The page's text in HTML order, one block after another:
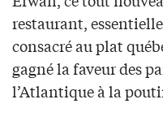
restaurant,
consacré au plat
gagné la faveur des
l’Atlantique à la